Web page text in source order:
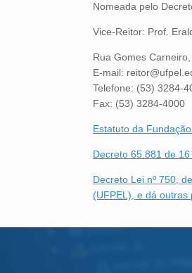
Nomeada pelo
Vice-Reitor: Prof.
Rua Gomes
E-mail:
Telefone: (53) 3284-
Fax: (53) 3284-4000
Estatuto da
Decreto 65.881 de
Decreto Lei nº 750,
(UFPEL), e dá outras